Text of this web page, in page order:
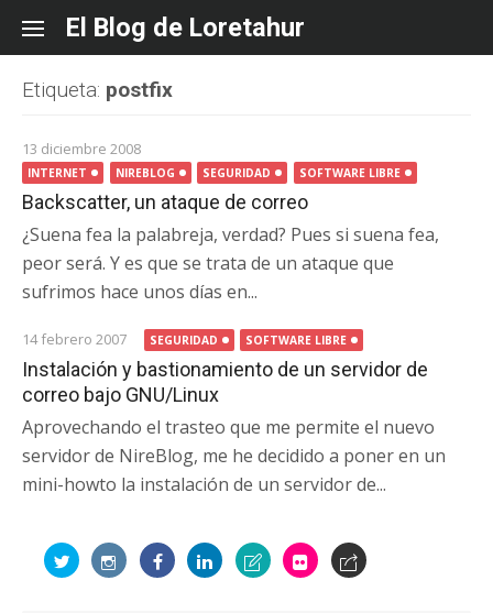
content
El Blog de Loretahur
Etiqueta: postfix
13 diciembre 2008
INTERNET NIREBLOG SEGURIDAD SOFTWARE LIBRE
Backscatter, un ataque de correo
¿Suena fea la palabreja, verdad? Pues si suena fea,
peor será. Y es que se trata de un ataque que
sufrimos hace unos días en...
14 febrero 2007 SEGURIDAD SOFTWARE LIBRE
Instalación y bastionamiento de un servidor de
correo bajo GNU/Linux
Aprovechando el trasteo que me permite el nuevo
servidor de NireBlog, me he decidido a poner en un
mini-howto la instalación de un servidor de...